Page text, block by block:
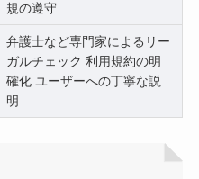
規の遵守
弁護士など専門家によるリー
ガルチェック 利用規約の明
確化 ユーザーへの丁寧な説
明